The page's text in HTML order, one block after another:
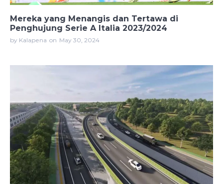
Mereka yang Menangis dan Tertawa di
Penghujung Serie A Italia 2023/2024
by Kalapena on May 30, 2024